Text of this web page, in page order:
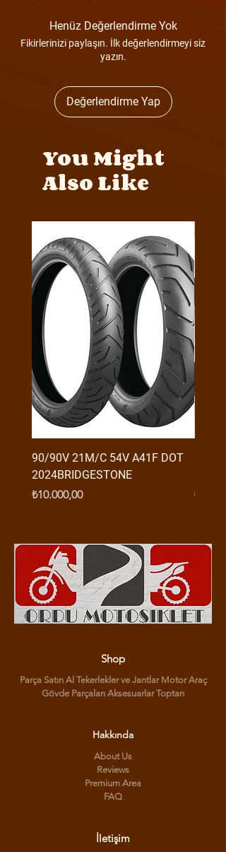
Henüz Değerlendirme Yok
Fikirlerinizi paylaşın. İlk değerlendirmeyi siz
yazın.
Değerlendirme Yap
You Might
Also Like
90/90V 21M/C 54V A41F DOT
2024BRIDGESTONE
Fiyat
₺10.000,00
Fiyat
₺950,00
Shop
Parça Satın Al Tekerlekler ve Jantlar Motor Araç
Gövde Parçaları Aksesuarlar Toptan
Hakkında
About Us
Reviews
Premium Area
FAQ
İletişim